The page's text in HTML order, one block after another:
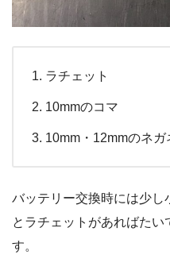
ラチェット
10mmのコマ
10mm・12mmのネガ
バッテリー交換時には少し
とラチェットがあればたい
す。